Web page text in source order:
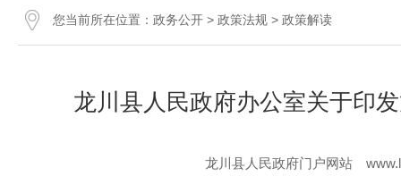
您当前所在位置： 政务公开 > 政策法规 > 政策解读
龙川县人民政府办公室关于印
龙川县人民政府门户网站